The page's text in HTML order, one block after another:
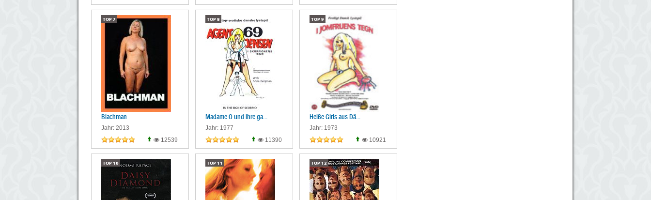
TOP 7
Blachman
Jahr: 2013
12539
TOP 8
Madame O und ihre ga...
Jahr: 1977
11390
TOP 9
Heiße Girls aus Dä...
Jahr: 1973
10921
TOP 10 TOP 11 TOP 12